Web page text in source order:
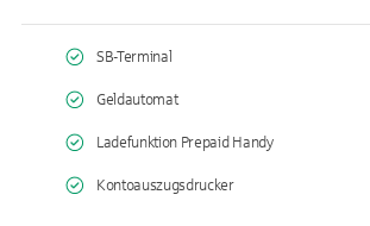
SB-Terminal
Geldautomat
Ladefunktion Prepaid Handy
Kontoauszugsdrucker